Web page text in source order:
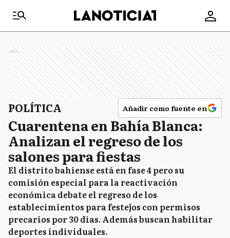
Ads
POLÍTICA Añadir como fuente en
Cuarentena en Bahía Blanca:
Analizan el regreso de los
salones para fiestas
El distrito bahiense está en fase 4 pero su
comisión especial para la reactivación
económica debate el regreso de los
establecimientos para festejos con permisos
precarios por 30 días. Además buscan habilitar
deportes individuales.